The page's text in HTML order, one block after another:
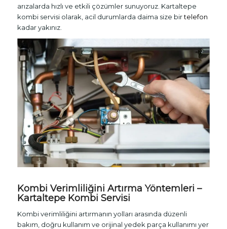
arızalarda hızlı ve etkili çözümler sunuyoruz. Kartaltepe
kombi servisi olarak, acil durumlarda daima size birtelefon
kadar yakınız.
Kombi Verimliliğini Artırma Yöntemleri –
Kartaltepe Kombi Servisi
Kombi verimliliğini artırmanın yolları arasında düzenli
bakım, doğru kullanım ve orijinal yedek parça kullanımı yer